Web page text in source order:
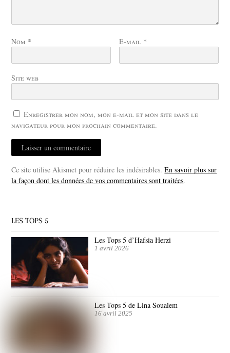
Nom * E-mail *
Site web
Enregistrer mon nom, mon e-mail et mon site dans le
navigateur pour mon prochain commentaire.
Ce site utilise Akismet pour réduire les indésirables.En savoir plus sur
la façon dont les données de vos commentaires sont traitées.
LES TOPS 5
Les Tops 5 d’Hafsia Herzi
1 avril 2026
Les Tops 5 de Lina Soualem
16 avril 2025